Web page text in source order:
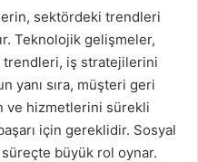
sektördeki trendleri
Teknolojik gelişmeler,
trendleri, iş stratejilerini
yanı sıra, müşteri geri
ve hizmetlerini sürekli
için gereklidir. Sosyal
büyük rol oynar.